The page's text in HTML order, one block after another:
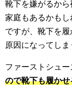
靴下を嫌がるか
家庭もあるかもし
ですが、靴下を
原因になってしま
ファーストシュー
ので靴下も履か